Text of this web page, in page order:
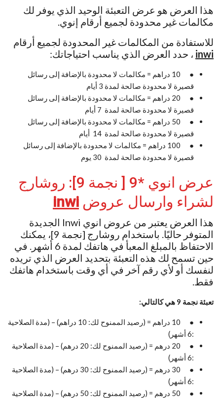
هذا العرض هو عرض التعبئة الوحيد الذي يوفر لك
مكالمات غير محدودة لجميع أرقام إنوي.
للاستفادة من المكالمات غير المحدودة لجميع أرقام
inwi ، حدد العرض الذي يناسب احتياجاتك:
● 10 دراهم = مكالمات لا محدودة بالإضافة إلى رسائل
قصيرة لا محدودة صالحة لمدة 3 أيام
● 20 دراهم = مكالمات لا محدودة بالإضافة إلى رسائل
قصيرة لا محدودة صالحة لمدة 7 أيام
● 50 دراهم = مكالمات لا محدودة بالإضافة إلى رسائل
قصيرة لا محدودة صالحة لمدة 14 أيام
● 100 دراهم = مكالمات لا محدودة بالإضافة إلى رسائل
قصيرة لا محدودة صالحة لمدة 30 يوم
عرض انوي *9 [ نجمة 9]: روشارج
لشراء وارسال عروض inwi
هذا العرض يعتبر من عروض انوي Inwi الجديدة
المتوفر حاليًا. باستخدام روشارج [نجمة 9]، يمكنك
الاحتفاظ بالمبلغ المعبأ في هاتفك لمدة 6 أشهر. في
حين تسمح لك هذه التعبئة بتحديد العرض الذي تريده
لنفسك أو لأي رقم آخر في أي وقت باستخدام هاتفك
فقط.
تعبئة نجمة 9 هي كالتالي:
● 10 دراهم = (رصيد الممنوح لك: 10 دراهم) – (مدة الصلاحية
:6 أشهر)
● 20 درهم = (رصيد الممنوح لك: 20 درهم) – (مدة الصلاحية
:6 أشهر)
● 30 درهم = (رصيد الممنوح لك: 30 درهم) – (مدة الصلاحية
:6 أشهر)
● 50 درهم = (رصيد الممنوح لك: 50 درهم) – (مدة الصلاحية